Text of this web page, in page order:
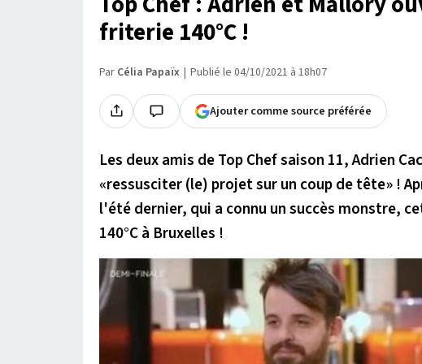
friterie 140°C !
Par Célia Papaïx Publié le 04/10/2021 à 18h07
Ajouter comme source préférée
Les deux amis de Top Chef saison 11, Adrien
«ressusciter (le) projet sur un coup de tête» !
l'été dernier, qui a connu un succès monstre,
140°C à Bruxelles !